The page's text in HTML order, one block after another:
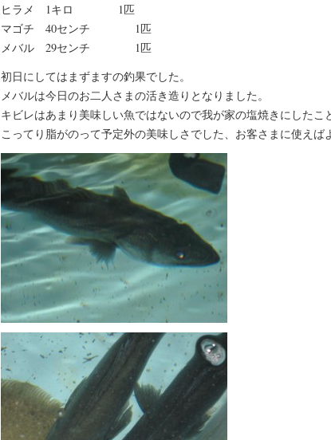
ヒラメ 1キロ 1匹
マゴチ 40センチ 1匹
メバル 29センチ 1匹
初日にしてはまずますの釣果でした。
メバルは今日のお二人さまの活き造りとなりました。
キビレはあまり美味しい魚ではないので我が家の塩焼きにしたこ
こってり脂がのって予定外の美味しさでした、お客さまに使えば